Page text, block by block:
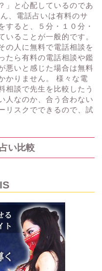
」と心配しているのであ
、電話占いは有料のサ
すると、５分・１０分・
いることが一般的です。
の人に無料で電話相談を
たら有料の電話相談や鑑
悪いと感じた場合は無料
かりません。 様々な電
相談で先生を比較したう
人なのか、合う合わない
リスクでできるので、試
い比較